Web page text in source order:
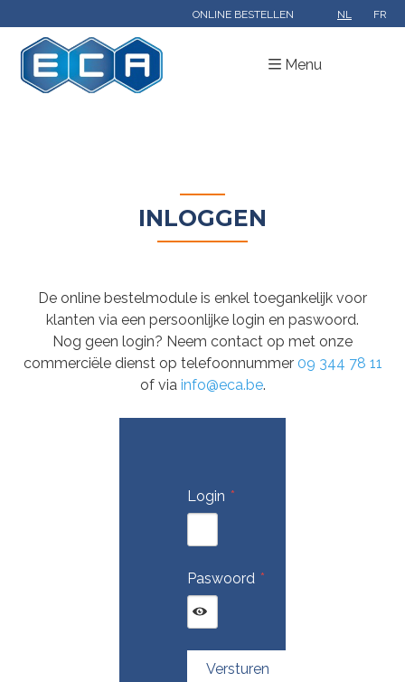
ONLINE BESTELLEN NL FR
Menu
INLOGGEN
De online bestelmodule is enkel toegankelijk voor
klanten via een persoonlijke login en paswoord.
Nog geen login? Neem contact op met onze
commerciële dienst op telefoonnummer 09 344 78 11
of via info@eca.be.
Login
Paswoord
Versturen